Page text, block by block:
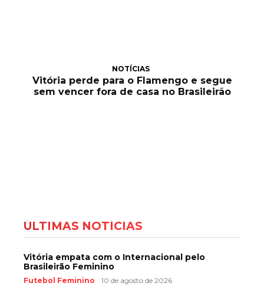
NOTÍCIAS
Vitória perde para o Flamengo e segue
sem vencer fora de casa no Brasileirão
ÚLTIMAS NOTÍCIAS
Vitória empata com o Internacional pelo
Brasileirão Feminino
Futebol Feminino 10 de agosto de 2026